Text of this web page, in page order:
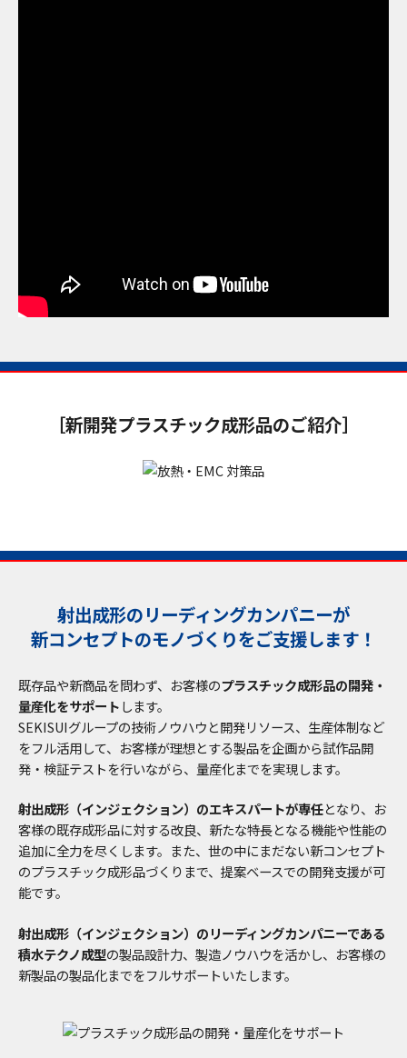
［新開発プラスチック成形品のご紹介］
射出成形のリーディングカンパニーが
新コンセプトのモノづくりをご支援します！
既存品や新商品を問わず、お客様のプラスチック成形品の開発・
量産化をサポートします。
SEKISUIグループの技術ノウハウと開発リソース、生産体制など
をフル活用して、お客様が理想とする製品を企画から試作品開
発・検証テストを行いながら、量産化までを実現します。
射出成形（インジェクション）のエキスパートが専任となり、お
客様の既存成形品に対する改良、新たな特長となる機能や性能の
追加に全力を尽くします。また、世の中にまだない新コンセプト
のプラスチック成形品づくりまで、提案ベースでの開発支援が可
能です。
射出成形（インジェクション）のリーディングカンパニーである
積水テクノ成型の製品設計力、製造ノウハウを活かし、お客様の
新製品の製品化までをフルサポートいたします。